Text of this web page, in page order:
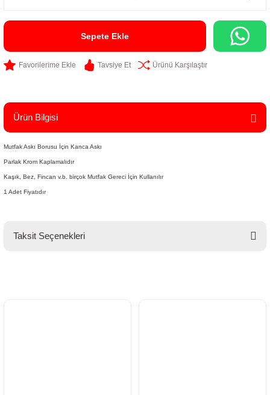
Sepete Ekle
Tavsiye Et Ürünü Karşılaştır
Ürün Bilgisi
Mutfak Askı Borusu İçin Kanca Askı
Parlak Krom Kaplamalıdır
Kaşık, Bez, Fincan v.b. birçok Mutfak Gereci İçin Kullanılır
1 Adet Fiyatıdır
Taksit Seçenekleri